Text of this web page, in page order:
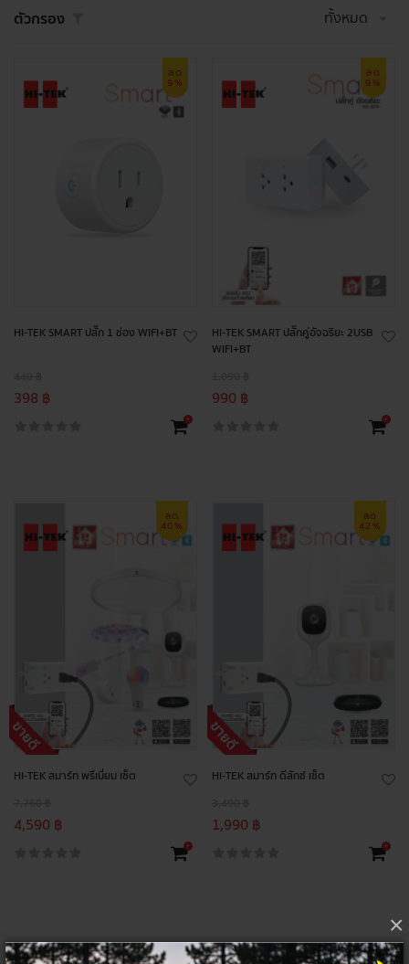
×
ตัวกรอง
ทั้งหมด
ลด
9%
HI-TEK SMART ปลั๊ก 1 ช่อง WIFI+BT
398 ฿
+
ลด
9%
HI-TEK SMART ปลั๊กคู่อัจฉริยะ 2USB
WIFI+BT
990 ฿
+
ลด
40%
HI-TEK สมาร์ท พรีเมี่ยม เซ็ต
4,590 ฿
+
ลด
42%
HI-TEK สมาร์ท ดีลักซ์ เซ็ต
1,990 ฿
+